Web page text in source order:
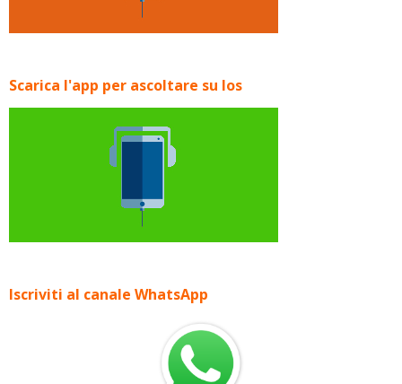
Scarica l'app per ascoltare su Ios
Iscriviti al canale WhatsApp